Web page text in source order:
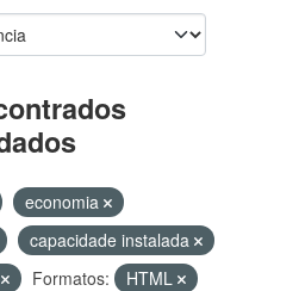
economia
capacidade instalada
Formatos:
HTML